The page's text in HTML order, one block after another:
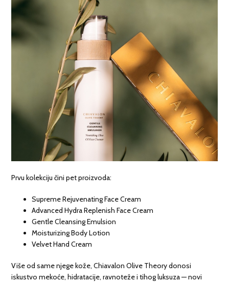
Prvu kolekciju čini pet proizvoda:
Supreme Rejuvenating Face Cream
Advanced Hydra Replenish Face Cream
Gentle Cleansing Emulsion
Moisturizing Body Lotion
Velvet Hand Cream
Više od same njege kože, Chiavalon Olive Theory donosi
iskustvo mekoće, hidratacije, ravnoteže i tihog luksuza — novi